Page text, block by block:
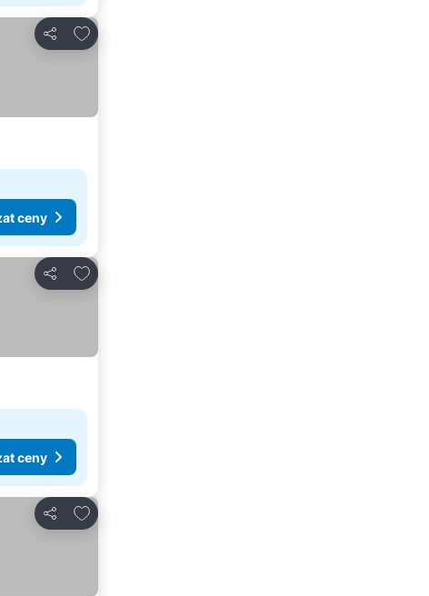
Sdílet
Přidat na seznam oblíbených hotelů
ceny
Sdílet
Přidat na seznam oblíbených hotelů
ceny
Sdílet
Přidat na seznam oblíbených hotelů